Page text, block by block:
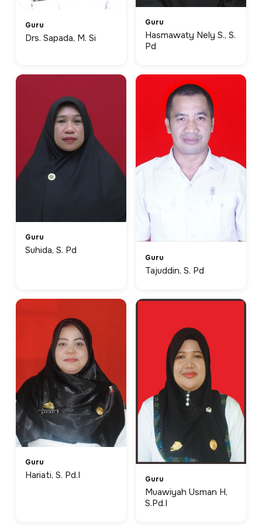
Guru
Drs. Sapada, M. Si
Guru
Hasmawaty Nely S., S.
Pd
Guru
Suhida, S. Pd
Guru
Tajuddin, S. Pd
Guru
Hariati, S. Pd.I Guru
Muawiyah Usman H,
S.Pd.I